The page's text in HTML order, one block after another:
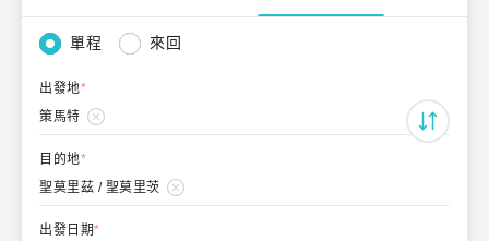
單程 來回
出發地*
策馬特
目的地*
聖莫里茲 / 聖莫里茨
出發日期*